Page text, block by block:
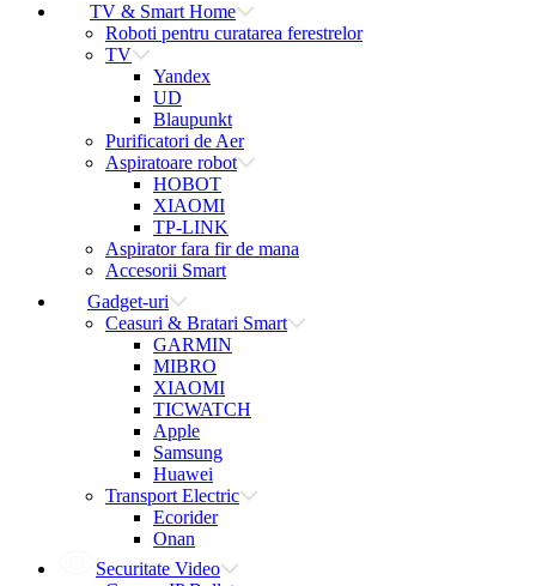
TV & Smart Home
Roboti pentru curatarea ferestrelor
TV
Yandex
UD
Blaupunkt
Purificatori de Aer
Aspiratoare robot
HOBOT
XIAOMI
TP-LINK
Aspirator fara fir de mana
Accesorii Smart
Gadget-uri
Ceasuri & Bratari Smart
GARMIN
MIBRO
XIAOMI
TICWATCH
Apple
Samsung
Huawei
Transport Electric
Ecorider
Onan
Securitate Video